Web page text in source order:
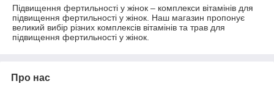
Підвищення фертильності у жінок – комплекси вітамінів для
підвищення фертильності у жінок. Наш магазин пропонує
великий вибір різних комплексів вітамінів та трав для
підвищення фертильності у жінок.
Про нас